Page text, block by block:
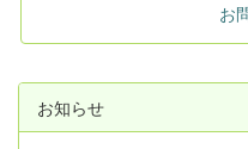
お
お知らせ